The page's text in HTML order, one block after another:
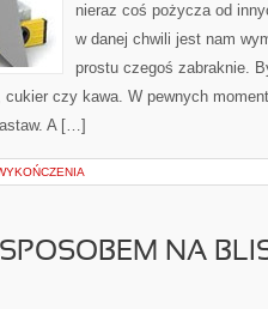
nieraz coś pożycza od
w danej chwili jest nam
prostu czegoś zabraknie.
czy kawa. W pewnych
A […]
NA